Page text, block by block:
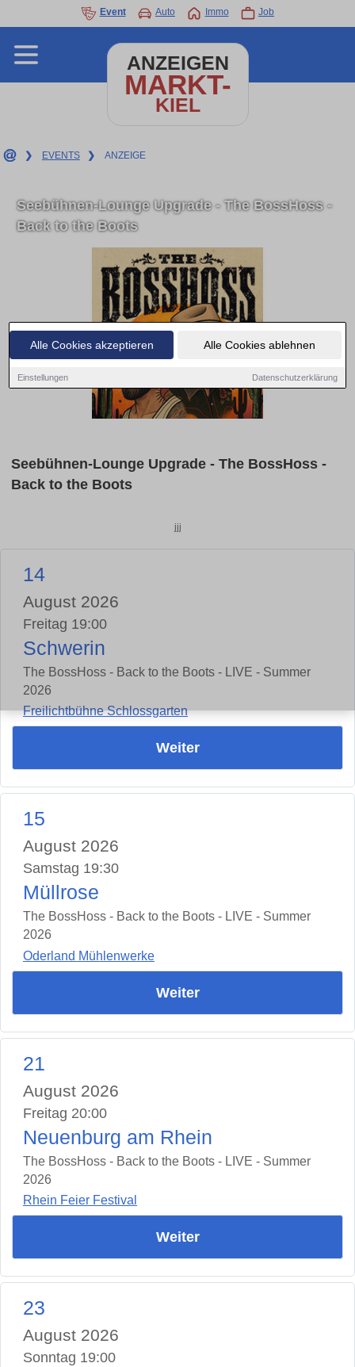
Alle Cookies akzeptieren Alle Cookies ablehnen
Einstellungen Datenschutzerklärung
Event Auto Immo Job
ANZEIGEN
MARKT-
KIEL
❯ EVENTS ❯ ANZEIGE
Seebühnen-Lounge Upgrade - The BossHoss -
Back to the Boots
Seebühnen-Lounge Upgrade - The BossHoss -
Back to the Boots
jjj
14
August 2026
Freitag 19:00
Schwerin
The BossHoss - Back to the Boots - LIVE - Summer
2026
Freilichtbühne Schlossgarten
Weiter
15
August 2026
Samstag 19:30
Müllrose
The BossHoss - Back to the Boots - LIVE - Summer
2026
Oderland Mühlenwerke
Weiter
21
August 2026
Freitag 20:00
Neuenburg am Rhein
The BossHoss - Back to the Boots - LIVE - Summer
2026
Rhein Feier Festival
Weiter
23
August 2026
Sonntag 19:00